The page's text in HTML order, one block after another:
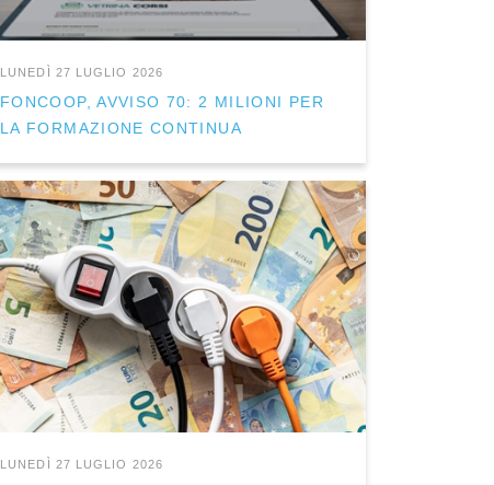
LUNEDÌ 27 LUGLIO 2026
FONCOOP, AVVISO 70: 2 MILIONI PER
LA FORMAZIONE CONTINUA
LUNEDÌ 27 LUGLIO 2026